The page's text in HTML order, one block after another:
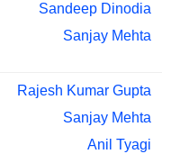
Sandeep Dinodia
Sanjay Mehta
Rajesh Kumar Gupta
Sanjay Mehta
Anil Tyagi